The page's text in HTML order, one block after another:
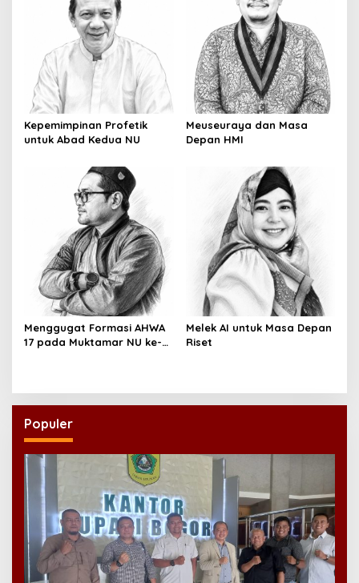
Kepemimpinan Profetik
untuk Abad Kedua NU
Meuseuraya dan Masa
Depan HMI
Menggugat Formasi AHWA
17 pada Muktamar NU ke-
Melek AI untuk Masa Depan
Riset
Populer